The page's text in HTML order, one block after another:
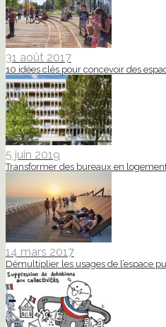
31 août 2017
10 idées clés pour concevoir des
5 juin 2019
Transformer des bureaux en
14 mars 2017
Démultiplier les usages de l’espace